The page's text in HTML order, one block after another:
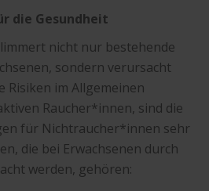
die Gesundheit
nicht nur bestehende
sondern verursacht
Risiken im Allgemeinen
Raucher*innen, sind die
für Nichtraucher*innen sehr
die bei Erwachsenen durch
werden, gehören: